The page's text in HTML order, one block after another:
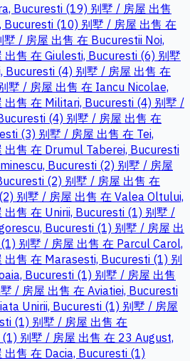
Bucuresti (19) 别墅 / 房屋 出售
Bucuresti (10) 别墅 / 房屋 出售 在
墅 / 房屋 出售 在 Bucurestii Noi,
出售 在 Giulesti, Bucuresti (6) 别墅
Bucuresti (4) 别墅 / 房屋 出售 在
墅 / 房屋 出售 在 Iancu Nicolae,
出售 在 Militari, Bucuresti (4) 别墅 /
(4) 别墅 / 房屋 出售 在
(3) 别墅 / 房屋 出售 在 Tei,
出售 在 Drumul Taberei, Bucuresti
Bucuresti (2) 别墅 / 房屋
(2) 别墅 / 房屋 出售 在
别墅 / 房屋 出售 在 Valea Oltului,
出售 在 Unirii, Bucuresti (1) 别墅 /
Bucuresti (1) 别墅 / 房屋 出
别墅 / 房屋 出售 在 Parcul Carol,
出售 在 Marasesti, Bucuresti (1) 别
Bucuresti (1) 别墅 / 房屋 出售
/ 房屋 出售 在 Aviatiei, Bucuresti
Unirii, Bucuresti (1) 别墅 / 房屋
(1) 别墅 / 房屋 出售 在
别墅 / 房屋 出售 在 23 August,
出售 在 Dacia, Bucuresti (1)